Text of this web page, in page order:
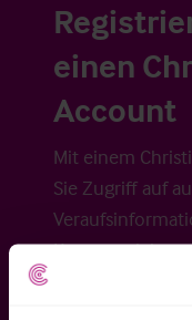
einen
Account
Mit einem
Sie Zugriff auf
Kartenansicht